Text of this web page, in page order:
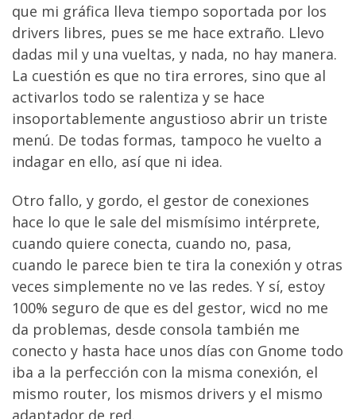
que mi gráfica lleva tiempo soportada por los
drivers libres, pues se me hace extraño. Llevo
dadas mil y una vueltas, y nada, no hay manera.
La cuestión es que no tira errores, sino que al
activarlos todo se ralentiza y se hace
insoportablemente angustioso abrir un triste
menú. De todas formas, tampoco he vuelto a
indagar en ello, así que ni idea.
Otro fallo, y gordo, el gestor de conexiones
hace lo que le sale del mismísimo intérprete,
cuando quiere conecta, cuando no, pasa,
cuando le parece bien te tira la conexión y otras
veces simplemente no ve las redes. Y sí, estoy
100% seguro de que es del gestor, wicd no me
da problemas, desde consola también me
conecto y hasta hace unos días con Gnome todo
iba a la perfección con la misma conexión, el
mismo router, los mismos drivers y el mismo
adaptador de red.